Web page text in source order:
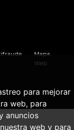
para mejorar
web, para
anuncios
web y para
Mapa
Web